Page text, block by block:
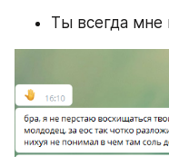
Ты всегда мне